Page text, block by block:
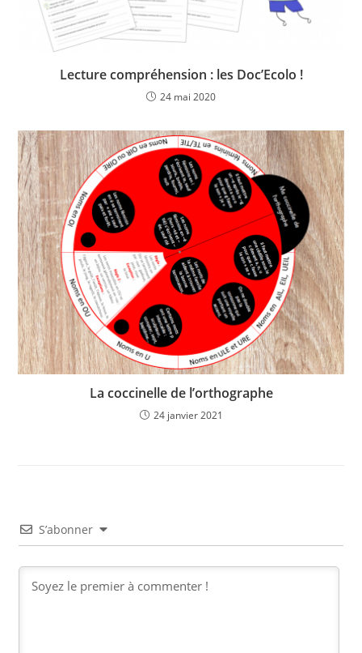
Lecture compréhension : les Doc’Ecolo !
24 mai 2020
La coccinelle de l’orthographe
24 janvier 2021
S’abonner